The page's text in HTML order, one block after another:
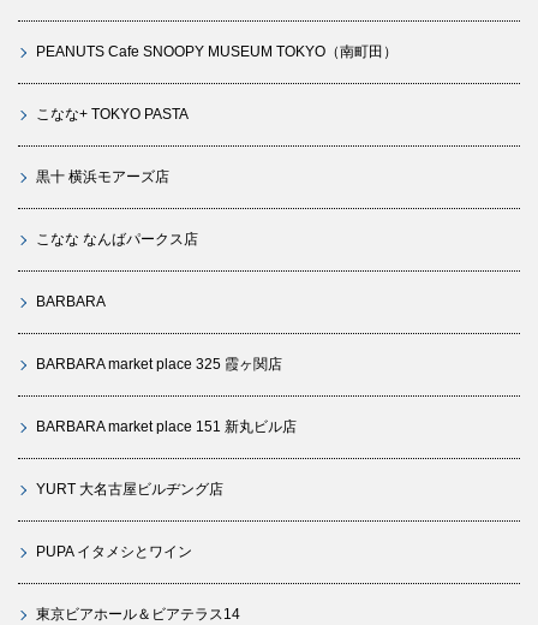
PEANUTS Cafe SNOOPY MUSEUM TOKYO（南町田）
こなな+ TOKYO PASTA
黒十 横浜モアーズ店
こなな なんばパークス店
BARBARA
BARBARA market place 325 霞ヶ関店
BARBARA market place 151 新丸ビル店
YURT 大名古屋ビルヂング店
PUPA イタメシとワイン
東京ビアホール＆ビアテラス14